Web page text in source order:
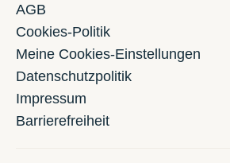
AGB
Cookies-Politik
Meine Cookies-Einstellungen
Datenschutzpolitik
Impressum
Barrierefreiheit